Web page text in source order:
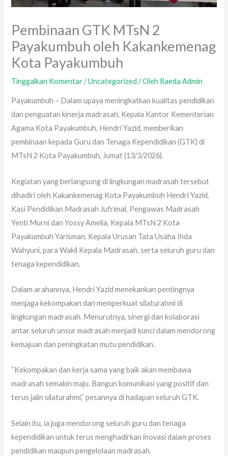
Pembinaan GTK MTsN 2
Payakumbuh oleh Kakankemenag
Kota Payakumbuh
Tinggalkan Komentar /Uncategorized / Oleh Raeda Admin
Payakumbuh – Dalam upaya meningkatkan kualitas pendidikan
dan penguatan kinerja madrasah, Kepala Kantor Kementerian
Agama Kota Payakumbuh, Hendri Yazid, memberikan
pembinaan kepada Guru dan Tenaga Kependidikan (GTK) di
MTsN 2 Kota Payakumbuh, Jumat (13/3/2026).
Kegiatan yang berlangsung di lingkungan madrasah tersebut
dihadiri oleh Kakankemenag Kota Payakumbuh Hendri Yazid,
Kasi Pendidikan Madrasah Jufrimal, Pengawas Madrasah
Yenti Murni dan Yossy Amelia, Kepala MTsN 2 Kota
Payakumbuh Yarisman, Kepala Urusan Tata Usaha Ihda
Wahyuni, para Wakil Kepala Madrasah, serta seluruh guru dan
tenaga kependidikan.
Dalam arahannya, Hendri Yazid menekankan pentingnya
menjaga kekompakan dan memperkuat silaturahmi di
lingkungan madrasah. Menurutnya, sinergi dan kolaborasi
antar seluruh unsur madrasah menjadi kunci dalam mendorong
kemajuan dan peningkatan mutu pendidikan.
“Kekompakan dan kerja sama yang baik akan membawa
madrasah semakin maju. Bangun komunikasi yang positif dan
terus jalin silaturahmi,” pesannya di hadapan seluruh GTK.
Selain itu, ia juga mendorong seluruh guru dan tenaga
kependidikan untuk terus menghadirkan inovasi dalam proses
pendidikan maupun pengelolaan madrasah.